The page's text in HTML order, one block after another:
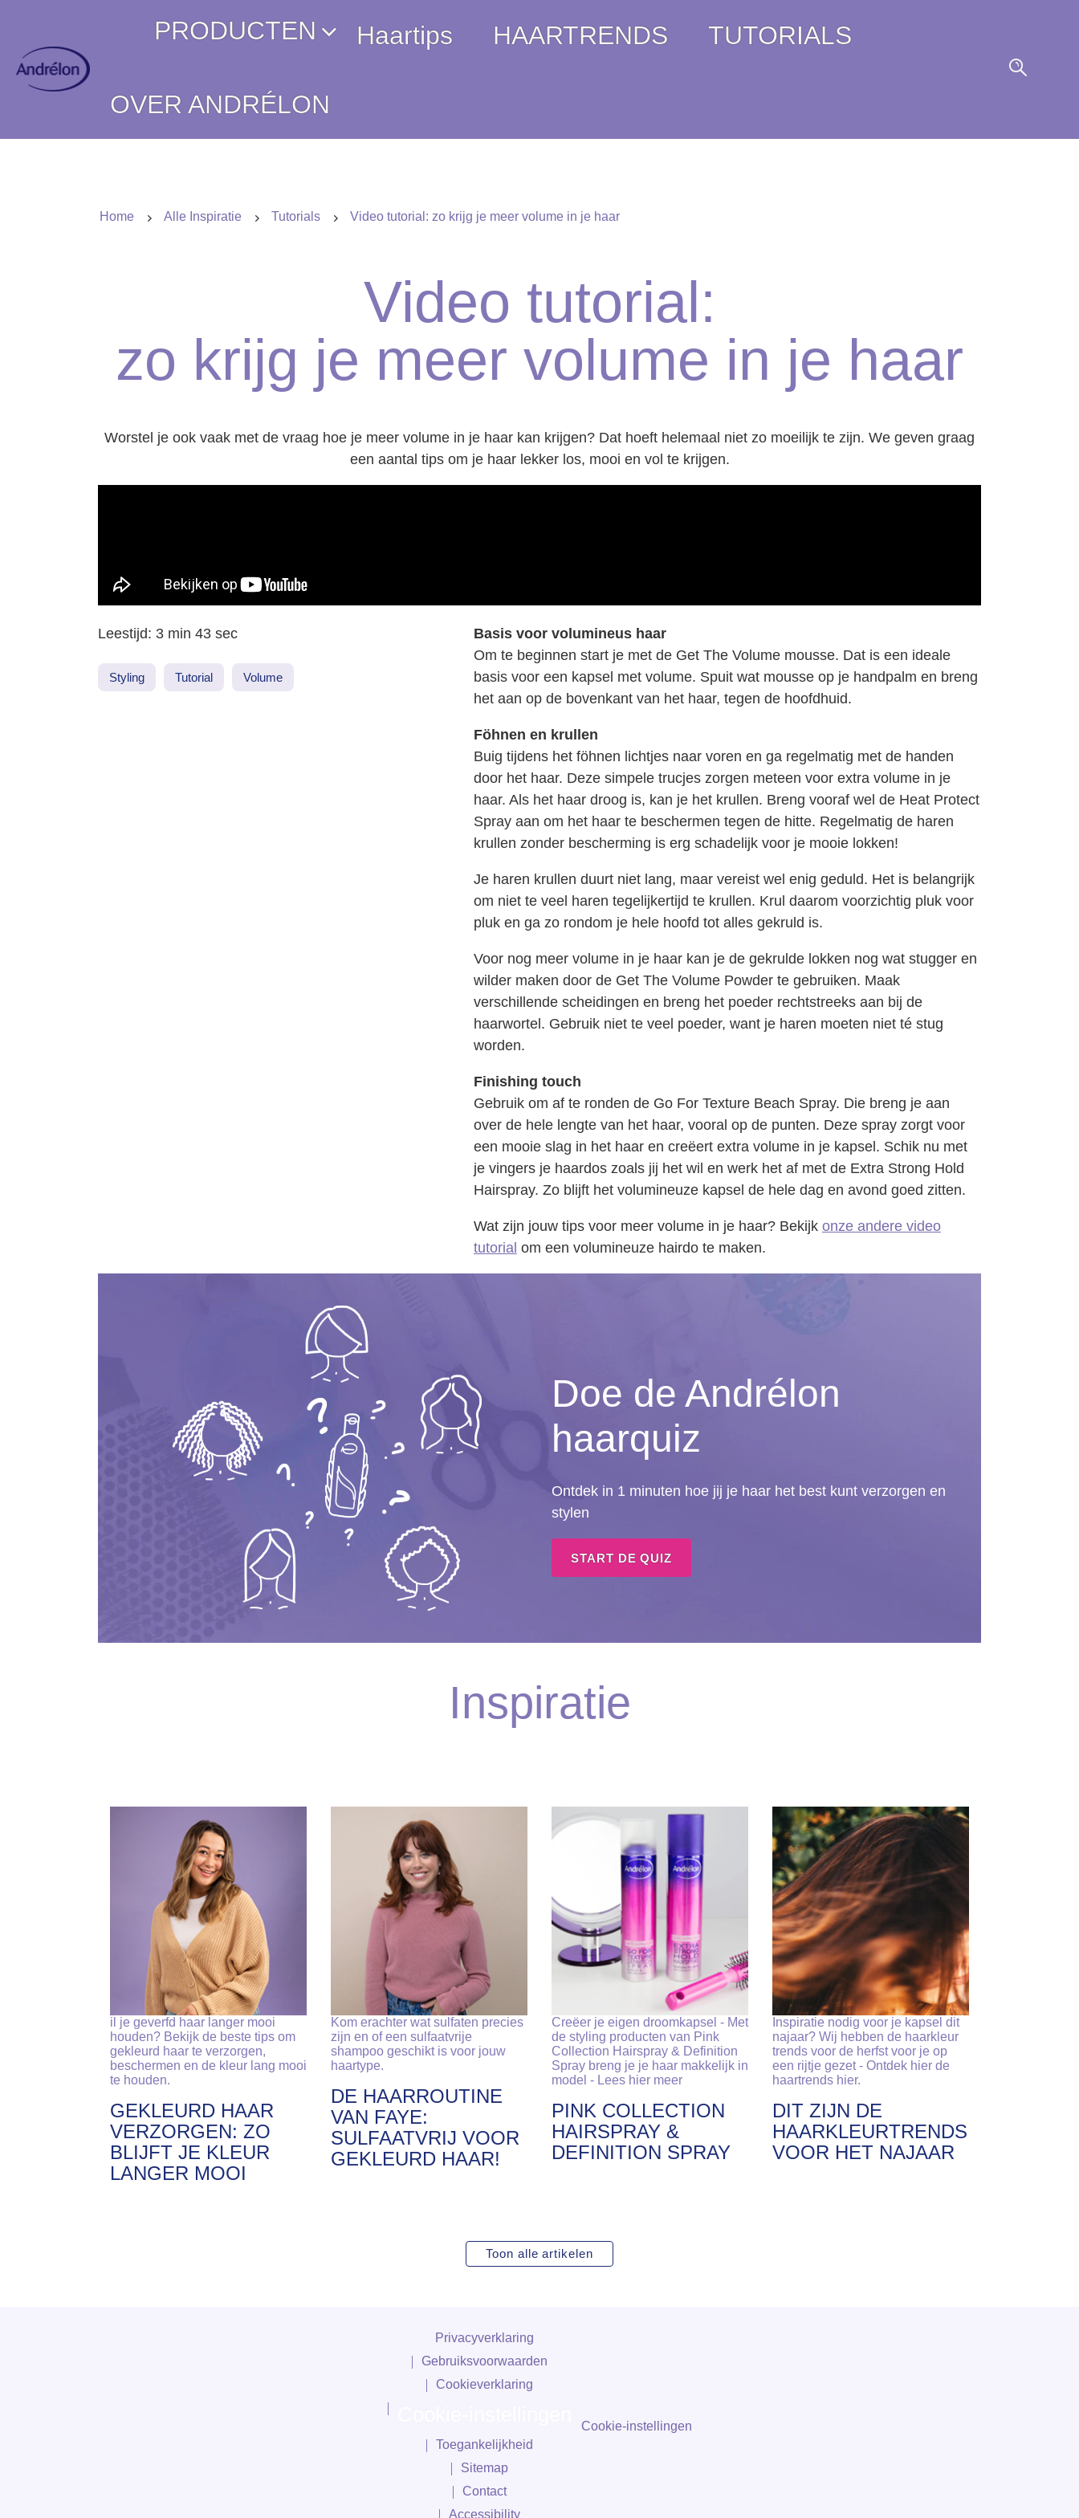
PRODUCTEN Haartips HAARTRENDS TUTORIALS
OVER ANDRÉLON
Home Alle Inspiratie Tutorials Video tutorial: zo krijg je meer volume in je haar
Video tutorial:
zo krijg je meer volume in je haar
Worstel je ook vaak met de vraag hoe je meer volume in je haar kan krijgen? Dat hoeft helemaal niet zo moeilijk te zijn. We geven graag
een aantal tips om je haar lekker los, mooi en vol te krijgen.
Leestijd: 3 min 43 sec
Styling Tutorial Volume
Basis voor volumineus haar
Om te beginnen start je met de Get The Volume mousse. Dat is een ideale
basis voor een kapsel met volume. Spuit wat mousse op je handpalm en breng
het aan op de bovenkant van het haar, tegen de hoofdhuid.
Föhnen en krullen
Buig tijdens het föhnen lichtjes naar voren en ga regelmatig met de handen
door het haar. Deze simpele trucjes zorgen meteen voor extra volume in je
haar. Als het haar droog is, kan je het krullen. Breng vooraf wel de Heat Protect
Spray aan om het haar te beschermen tegen de hitte. Regelmatig de haren
krullen zonder bescherming is erg schadelijk voor je mooie lokken!
Je haren krullen duurt niet lang, maar vereist wel enig geduld. Het is belangrijk
om niet te veel haren tegelijkertijd te krullen. Krul daarom voorzichtig pluk voor
pluk en ga zo rondom je hele hoofd tot alles gekruld is.
Voor nog meer volume in je haar kan je de gekrulde lokken nog wat stugger en
wilder maken door de Get The Volume Powder te gebruiken. Maak
verschillende scheidingen en breng het poeder rechtstreeks aan bij de
haarwortel. Gebruik niet te veel poeder, want je haren moeten niet té stug
worden.
Finishing touch
Gebruik om af te ronden de Go For Texture Beach Spray. Die breng je aan
over de hele lengte van het haar, vooral op de punten. Deze spray zorgt voor
een mooie slag in het haar en creëert extra volume in je kapsel. Schik nu met
je vingers je haardos zoals jij het wil en werk het af met de Extra Strong Hold
Hairspray. Zo blijft het volumineuze kapsel de hele dag en avond goed zitten.
Wat zijn jouw tips voor meer volume in je haar? Bekijk onze andere video
tutorial om een volumineuze hairdo te maken.
Doe de Andrélon
haarquiz
Ontdek in 1 minuten hoe jij je haar het best kunt verzorgen en
stylen
START DE QUIZ
Inspiratie
il je geverfd haar langer mooi
houden? Bekijk de beste tips om
gekleurd haar te verzorgen,
beschermen en de kleur lang mooi
te houden.
GEKLEURD HAAR
VERZORGEN: ZO
BLIJFT JE KLEUR
LANGER MOOI
Kom erachter wat sulfaten precies
zijn en of een sulfaatvrije
shampoo geschikt is voor jouw
haartype.
DE HAARROUTINE
VAN FAYE:
SULFAATVRIJ VOOR
GEKLEURD HAAR!
Creëer je eigen droomkapsel - Met
de styling producten van Pink
Collection Hairspray & Definition
Spray breng je je haar makkelijk in
model - Lees hier meer
PINK COLLECTION
HAIRSPRAY &
DEFINITION SPRAY
Inspiratie nodig voor je kapsel dit
najaar? Wij hebben de haarkleur
trends voor de herfst voor je op
een rijtje gezet - Ontdek hier de
haartrends hier.
DIT ZIJN DE
HAARKLEURTRENDS
VOOR HET NAJAAR
Toon alle artikelen
Privacyverklaring
Gebruiksvoorwaarden
Cookieverklaring
Toegankelijkheid
Sitemap
Contact
Accessibility
Cookie-instellingen